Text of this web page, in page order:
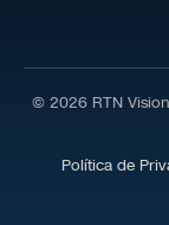
© 2026 RTN
Política de